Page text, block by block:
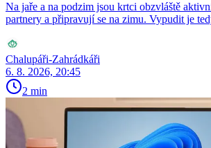
Na jaře a na podzim jsou krtci obzvláště
partnery a připravují se na zimu. Vypudit je
Chalupáři-Zahrádkáři
6. 8. 2026, 20:45
2 min